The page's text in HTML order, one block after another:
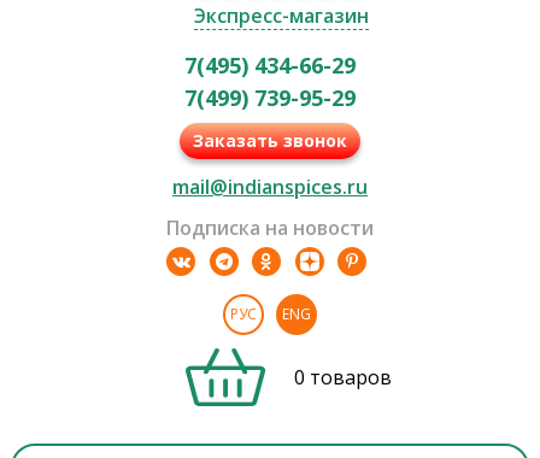
Экспресс-магазин
7(495) 434-66-29
7(499) 739-95-29
Заказать звонок
mail@indianspices.ru
Подписка на новости
РУС ENG
0 товаров